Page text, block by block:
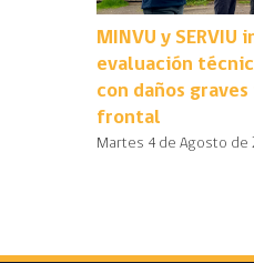
MINVU y SERVIU
evaluación
con daños
frontal
Martes 4 de Agosto de